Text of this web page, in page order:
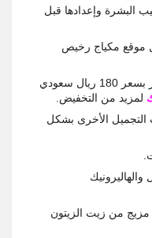
البشرة وإعدادها قبل
موقع مكياج رخيص
يمحنك طبقة ترطيب قوية، متوفر بسعر 180 ريال سعودي
لمزيد من التخفيض.
الأخرى بشكل
مزيج من زيت الزيتون